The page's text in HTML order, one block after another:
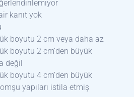
kanıt yok
boyutu 2 cm veya daha az
boyutu 2 cm’den büyük
değil
boyutu 4 cm’den büyük
yapıları istila etmiş